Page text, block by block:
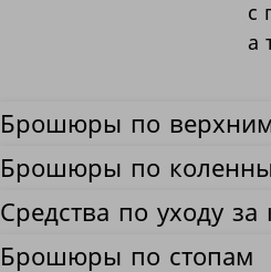
с
а
Брошюры по верхним
Брошюры по
Средства по уходу за
Брошюры по стопам